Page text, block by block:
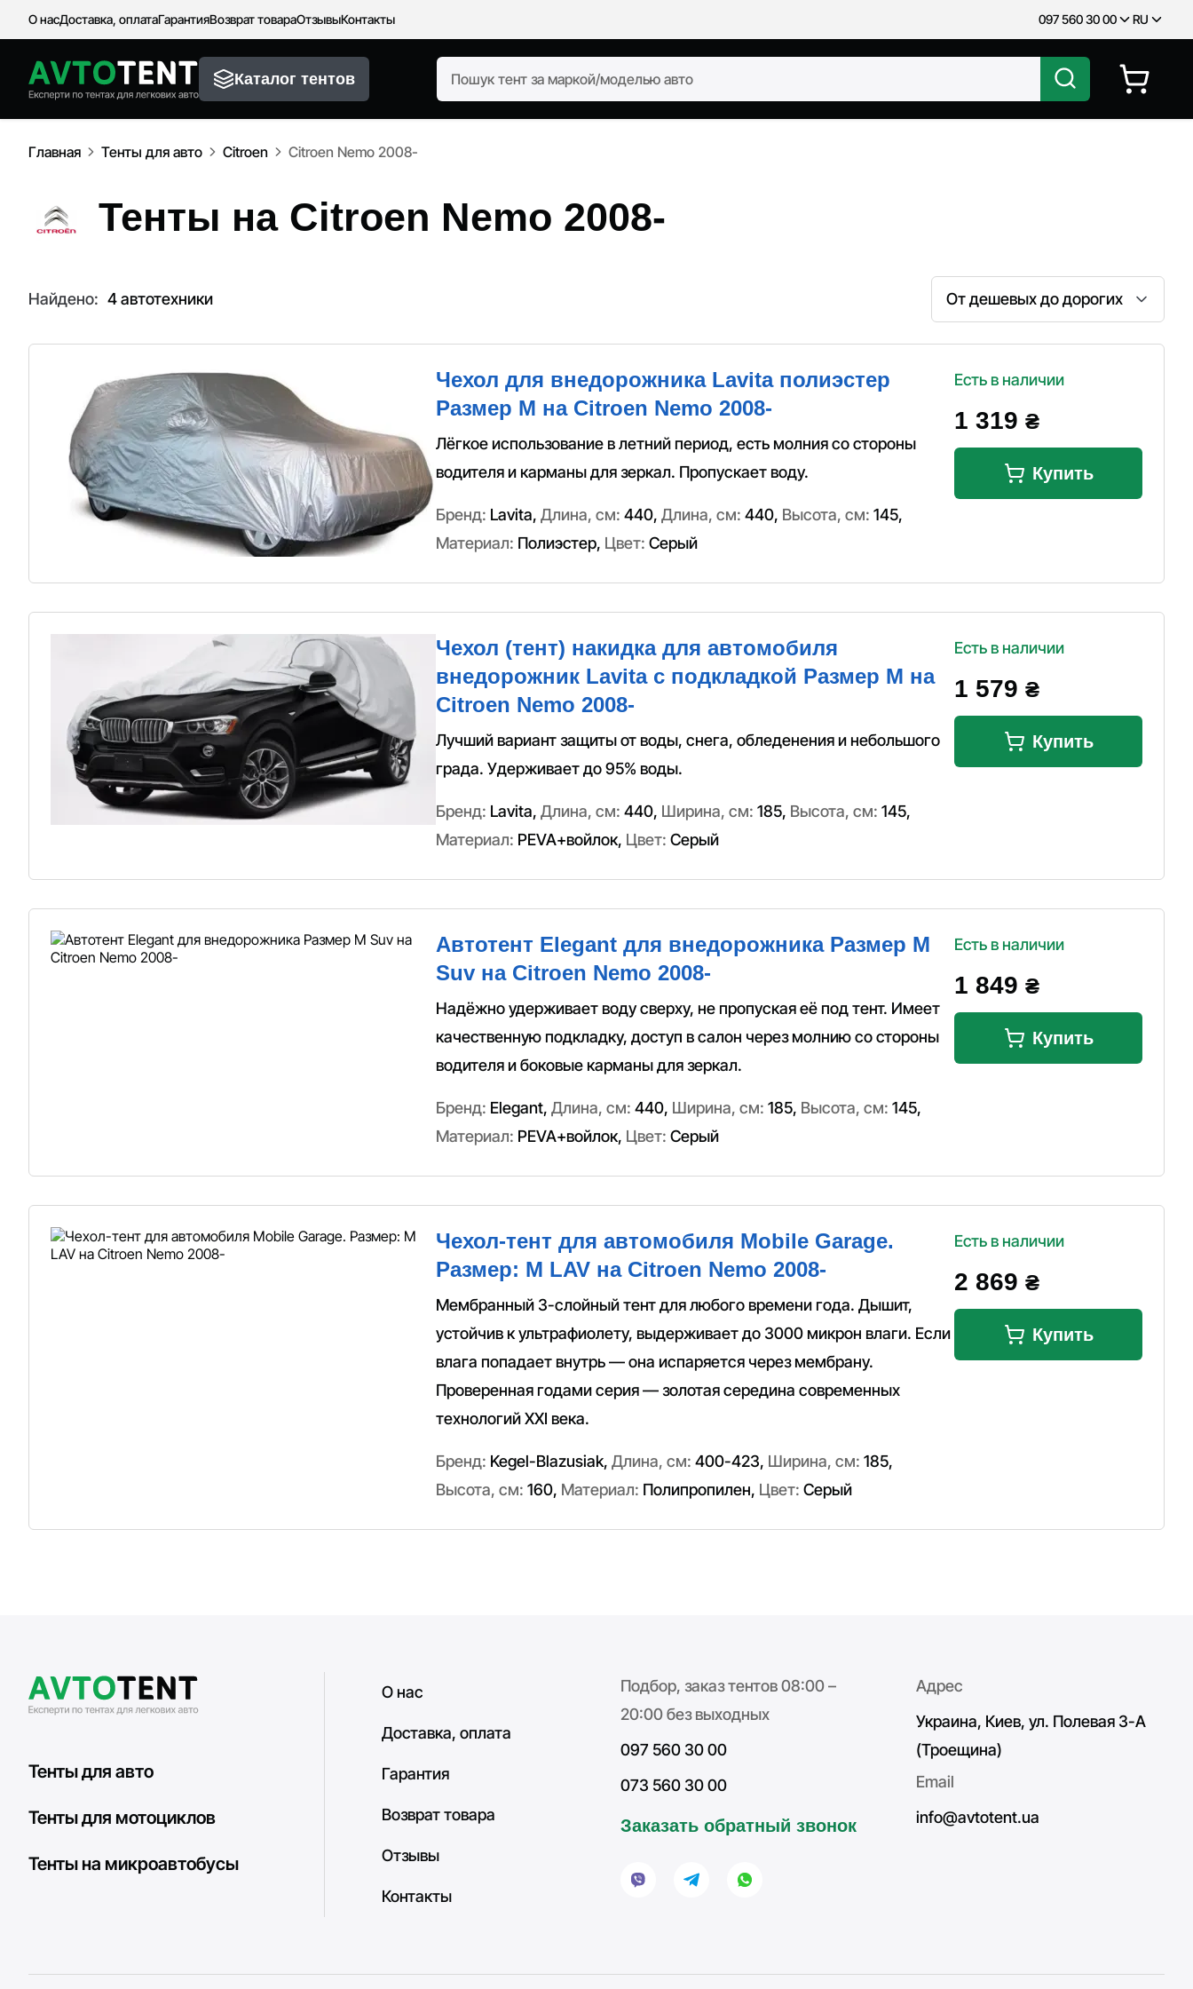
О насДоставка, оплатаГарантияВозврат товараОтзывыКонтакты 097 560 30 00 RU
Каталог тентов
Главная Тенты для авто Citroen Citroen Nemo 2008-
Тенты на Citroen Nemo 2008-
Найдено: 4 автотехники
Сортировка
Чехол для внедорожника Lavita полиэстер
Размер M на Citroen Nemo 2008-
Лёгкое использование в летний период, есть молния со стороны
водителя и карманы для зеркал. Пропускает воду.
Бренд: Lavita, Длина, см: 440, Длина, см: 440, Высота, см: 145,
Материал: Полиэстер, Цвет: Серый
Есть в наличии
1 319 ₴
Купить
Чехол (тент) накидка для автомобиля
внедорожник Lavita с подкладкой Размер M на
Citroen Nemo 2008-
Лучший вариант защиты от воды, снега, обледенения и небольшого
града. Удерживает до 95% воды.
Бренд: Lavita, Длина, см: 440, Ширина, см: 185, Высота, см: 145,
Материал: PEVA+войлок, Цвет: Серый
Есть в наличии
1 579 ₴
Купить
Автотент Elegant для внедорожника Размер M
Suv на Citroen Nemo 2008-
Надёжно удерживает воду сверху, не пропуская её под тент. Имеет
качественную подкладку, доступ в салон через молнию со стороны
водителя и боковые карманы для зеркал.
Бренд: Elegant, Длина, см: 440, Ширина, см: 185, Высота, см: 145,
Материал: PEVA+войлок, Цвет: Серый
Есть в наличии
1 849 ₴
Купить
Чехол-тент для автомобиля Mobile Garage.
Размер: M LAV на Citroen Nemo 2008-
Мембранный 3-слойный тент для любого времени года. Дышит,
устойчив к ультрафиолету, выдерживает до 3000 микрон влаги. Если
влага попадает внутрь — она испаряется через мембрану.
Проверенная годами серия — золотая середина современных
технологий XXI века.
Бренд: Kegel-Blazusiak, Длина, см: 400-423, Ширина, см: 185,
Высота, см: 160, Материал: Полипропилен, Цвет: Серый
Есть в наличии
2 869 ₴
Купить
Тенты для авто
Тенты для мотоциклов
Тенты на микроавтобусы
О нас
Доставка, оплата
Гарантия
Возврат товара
Отзывы
Контакты
Подбор, заказ тентов 08:00 –
20:00 без выходных
097 560 30 00
073 560 30 00
Заказать обратный звонок
Адрес
Украина, Киев, ул. Полевая 3-А
(Троещина)
Email
info@avtotent.ua